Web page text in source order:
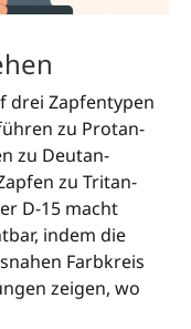
drei Zapfentypen
zu Protan-
zu Deutan-
zu Tritan-
D-15 macht
indem die
Farbkreis
zeigen, wo